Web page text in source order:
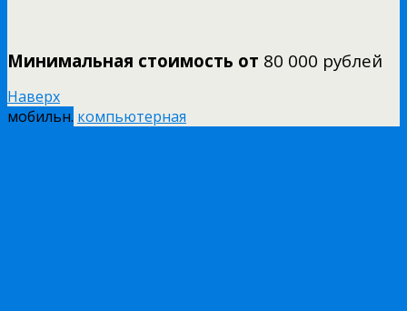
Минимальная стоимость от 80 000 рублей
Наверх
мобильн. компьютерная